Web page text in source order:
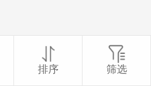
排序 筛选